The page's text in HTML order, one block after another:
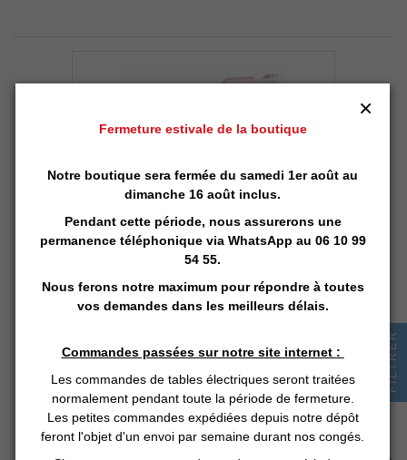
Huile de Pépins de Raisin
1 avis
Huile de Pépins de Raisin
Prix d'origine 29 €uros le litre
15,83 € HT
19,00 € TTC
FILTRER
Fermeture estivale de la boutique
Notre boutique sera fermée du samedi 1er août au
dimanche 16 août inclus.
Pendant cette période, nous assurerons une
permanence téléphonique via WhatsApp au 06 10 99
54 55.
Nous ferons notre maximum pour répondre à toutes
vos demandes dans les meilleurs délais.
Commandes passées sur notre site internet :
Les commandes de tables électriques seront traitées
normalement pendant toute la période de fermeture.
Les petites commandes expédiées depuis notre dépôt
feront l'objet d'un envoi par semaine durant nos congés.
×